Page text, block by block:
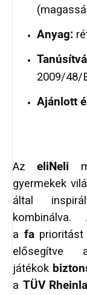
Anyag:
2009/48/
Ajánlott
AzeliNeli
gyermekek
által
a faprioritást
játékok
a TÜV